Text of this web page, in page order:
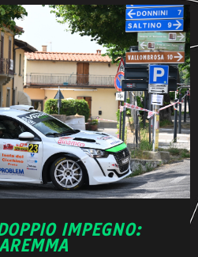
IMPEGNO: